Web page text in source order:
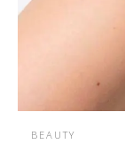
BEAUTY